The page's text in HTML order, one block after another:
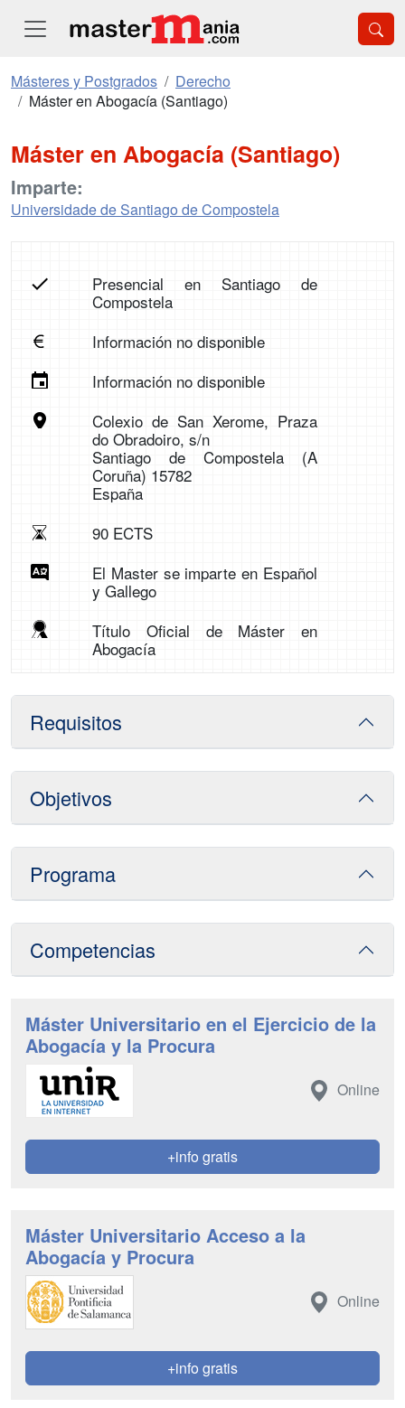
Másteres y Postgrados
Derecho
Máster en Abogacía (Santiago)
Máster en Abogacía (Santiago)
Imparte:
Universidade de Santiago de Compostela
Presencial en Santiago de
Compostela
Información no disponible
Información no disponible
Colexio de San Xerome, Praza
do Obradoiro, s/n
Santiago de Compostela (A
Coruña) 15782
España
90 ECTS
El Master se imparte en Español
y Gallego
Título Oficial de Máster en
Abogacía
Requisitos
Objetivos
Programa
Competencias
Máster Universitario en el Ejercicio de la
Abogacía y la Procura
Online
+info gratis
Máster Universitario Acceso a la
Abogacía y Procura
Online
+info gratis